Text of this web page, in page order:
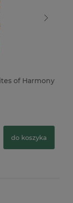
of Harmony
do koszyka